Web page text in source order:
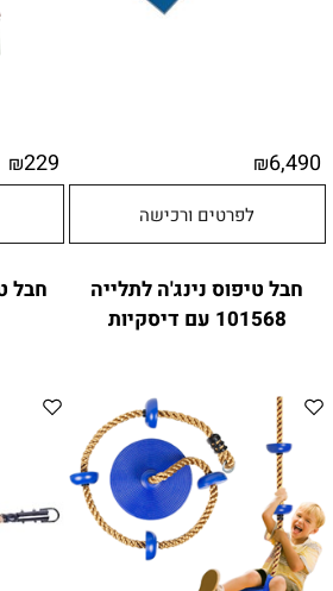
₪6,490
לפרטים ורכישה
₪229
חבל טיפוס נינג'ה לתלייה
101568 עם דיסקיות